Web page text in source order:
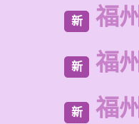
新 福
新 福
新 福